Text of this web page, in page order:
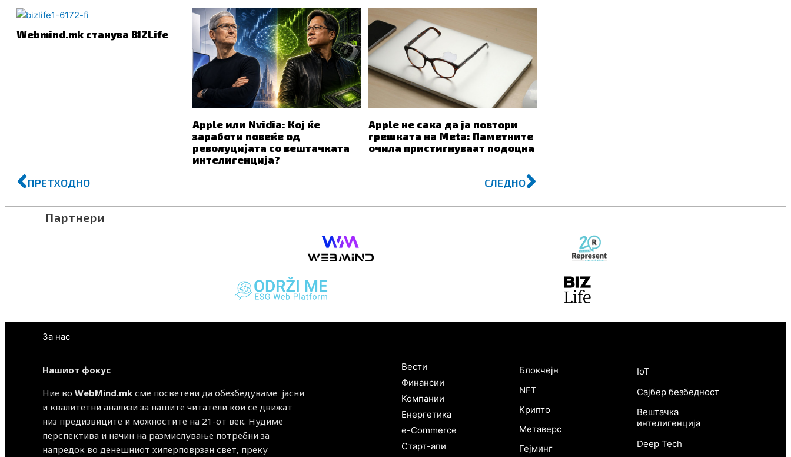
Webmind.mk станува BIZLife
Apple или Nvidia: Кој ќе
заработи повеќе од
револуцијата со вештачката
интелигенција?
Apple не сака да ја повтори
грешката на Meta: Паметните
очила пристигнуваат подоцна
Prev
ПРЕТХОДНО СЛЕДНОNext
Партнери
За нас
Нашиот фокус
Ние во WebMind.mk сме посветени да обезбедуваме јасни
и квалитетни анализи за нашите читатели кои се движат
низ предизвиците и можностите на 21-от век. Нудиме
перспектива и начин на размислување потребни за
напредок во денешниот хиперповрзан свет, преку
Вести
Финансии
Компании
Енергетика
e-Commerce
Старт-апи
Блокчејн
NFT
Крипто
Метаверс
Гејминг
IoT
Сајбер безбедност
Вештачка
интелигенција
Deep Tech